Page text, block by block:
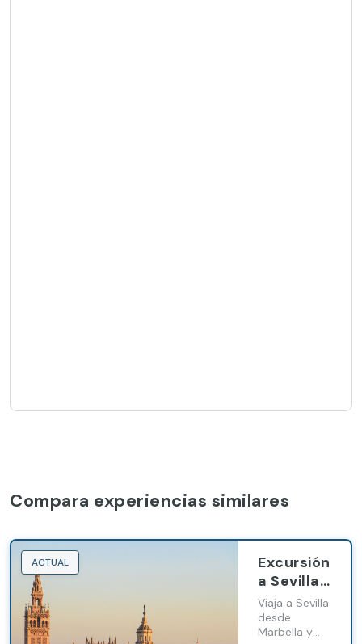
Compara experiencias similares
ACTUAL
Excursión
a Sevilla
con
entrada a
la
Viaja a Sevilla
desde
Marbella y